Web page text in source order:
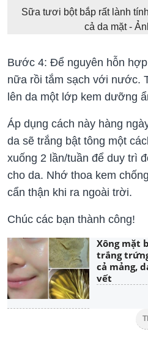
Sữa tươi bột bắp rất lành
cả da mặt -
Bước 4: Để nguyên hỗn
nữa rồi tắm sạch với nước.
lên da một lớp kem dưỡng
Áp dụng cách này hàng
da sẽ trắng bật tông một
xuống 2 lần/tuần để duy trì
cho da. Nhớ thoa kem
cẩn thận khi ra ngoài trời.
Chúc các bạn thành công!
Xông mặt
trắng
cả mảng,
vết